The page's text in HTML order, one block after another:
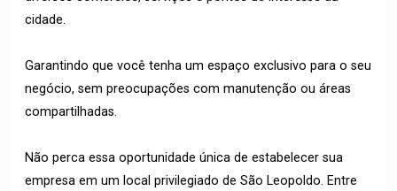
cidade.
Garantindo que você tenha um espaço exclusivo para o seu
negócio, sem preocupações com manutenção ou áreas
compartilhadas.
Não perca essa oportunidade única de estabelecer sua
empresa em um local privilegiado de São Leopoldo. Entre